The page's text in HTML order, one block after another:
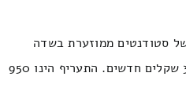
סטודנטים ממוזערת בשדה
המחיר זה 620 ולכל היותר 300 שקלים חדשים. התעריף הינו 950